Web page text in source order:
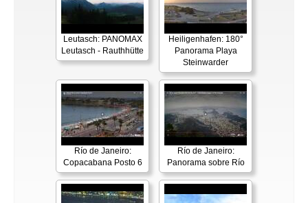
Leutasch: PANOMAX
Leutasch - Rauthhütte
Heiligenhafen: 180°
Panorama Playa
Steinwarder
Río de Janeiro:
Copacabana Posto 6
Río de Janeiro:
Panorama sobre Río